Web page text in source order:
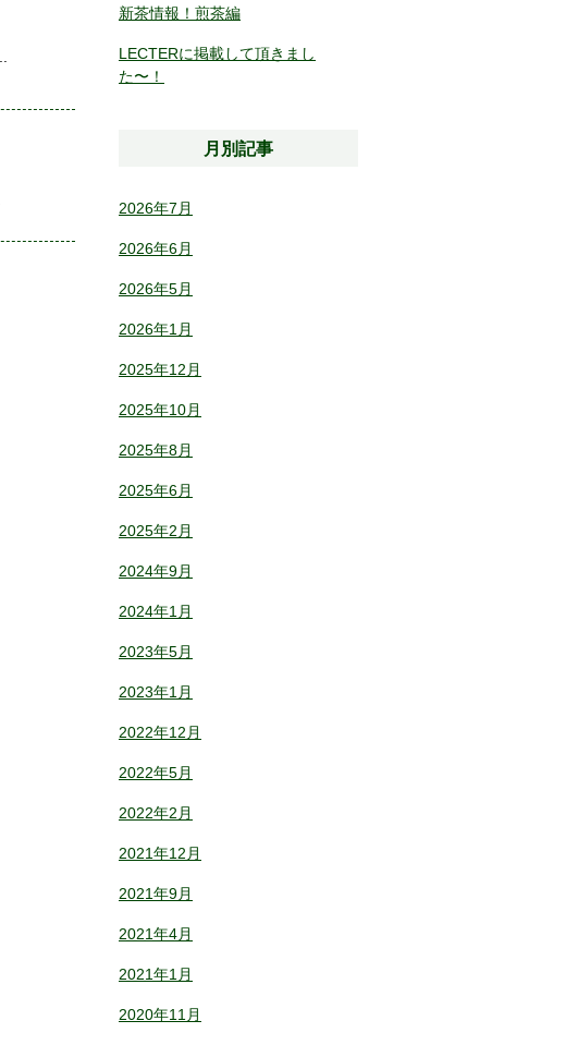
新茶情報！煎茶編
LECTERに掲載して頂きまし
た〜！
月別記事
2026年7月
2026年6月
2026年5月
2026年1月
2025年12月
2025年10月
2025年8月
2025年6月
2025年2月
2024年9月
2024年1月
2023年5月
2023年1月
2022年12月
2022年5月
2022年2月
2021年12月
2021年9月
2021年4月
2021年1月
2020年11月